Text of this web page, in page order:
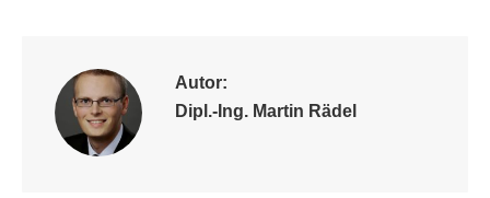
Autor:
Dipl.-Ing. Martin Rädel